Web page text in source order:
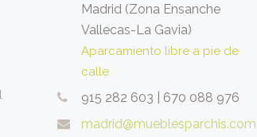
Madrid (Zona Ensanche
Vallecas-La Gavia)
Aparcamiento libre a pie de
calle
915 282 603
670 088 976
madrid@mueblesparchis.com